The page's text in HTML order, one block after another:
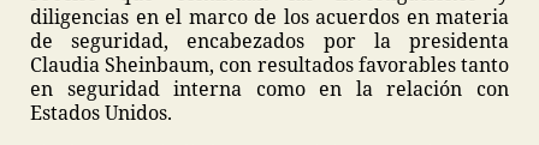
diligencias en el marco de los acuerdos en materia
de seguridad, encabezados por la presidenta
Claudia Sheinbaum, con resultados favorables tanto
en seguridad interna como en la relación con
Estados Unidos.